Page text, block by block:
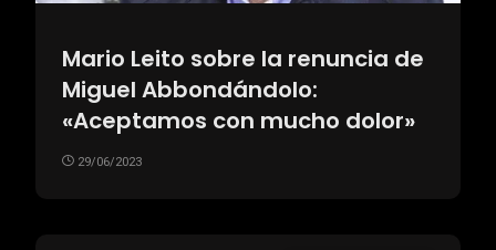
Mario Leito sobre la renuncia de
Miguel Abbondándolo:
«Aceptamos con mucho dolor»
29/06/2023